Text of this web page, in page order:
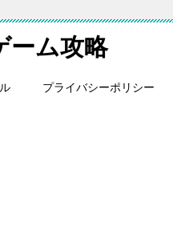
ーム攻略
プライバシーポリシー